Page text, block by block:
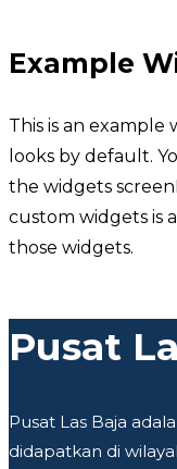
Example
This is an
looks by default.
the widgets
custom widgets is
those widgets.
Pusat
Pusat Las Baja
didapatkan di